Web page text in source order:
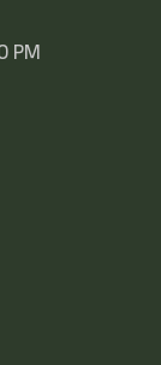
PM